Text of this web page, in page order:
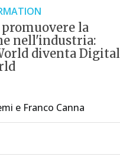
la
nell'industria:
diventa Digital
e Franco Canna